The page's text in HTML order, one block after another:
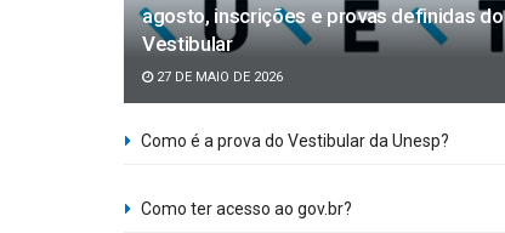
agosto, inscrições e provas definidas do
Vestibular
27 DE MAIO DE 2026
Como é a prova do Vestibular da Unesp?
Como ter acesso ao gov.br?